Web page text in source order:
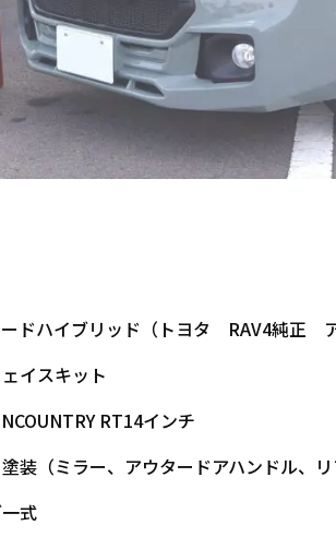
ードハイブリッド（トヨタ RAV4純正
イスキット
RT14インチ
装（ミラー、アウタードアハンドル、
式